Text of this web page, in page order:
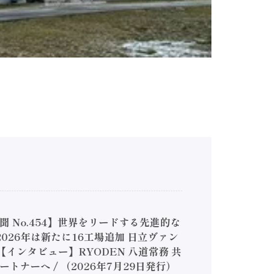
No.454】世界をリードする先進的な
年は新たに16工場追加 日立ヴァン
インタビュー】RYODEN 八道常務 共
トナーへ / （2026年7月29日発行）